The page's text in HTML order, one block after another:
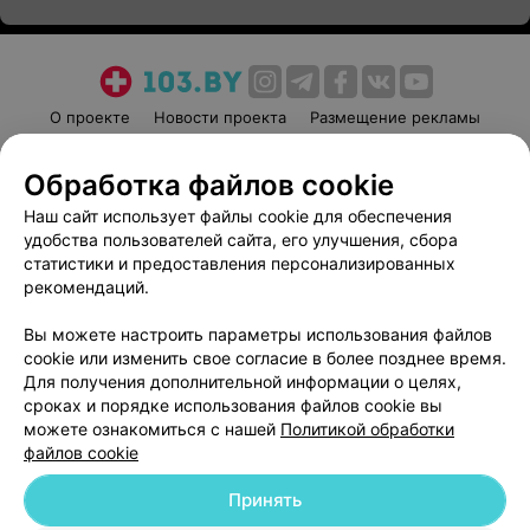
О проекте Новости проекта
Размещение рекламы
Пользовательское соглашение
Способы оплаты
Вакансии
Партнеры
Написать руководителю 103.by
Обработка персональных данных
© 2026 ООО «Артокс Лаб», УНП 191700409 | 220012, Республика Беларусь,
Обработка файлов cookie
Наш сайт использует файлы cookie для обеспечения
удобства пользователей сайта, его улучшения, сбора
статистики и предоставления персонализированных
рекомендаций.
Вы можете настроить параметры использования файлов
cookie или изменить свое согласие в более позднее время.
Для получения дополнительной информации о целях,
сроках и порядке использования файлов cookie вы
можете ознакомиться с нашей Политикой обработки
файлов cookie
Принять